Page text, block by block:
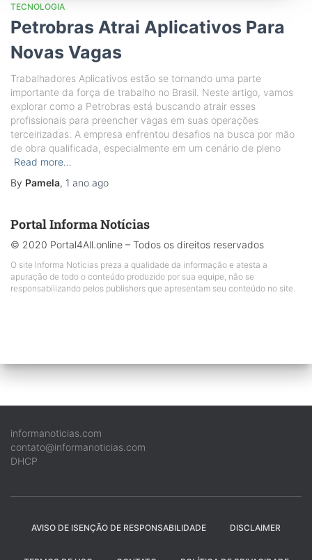
TECNOLOGIA
Petrobras Atrai Aplicativos Para
Novas Vagas
Trabalhadores Aplicativos estão se tornando uma parte
importante da força de trabalho no Brasil. Neste artigo, vamos
explorar como a Petrobras está buscando atrair esses
profissionais para preencher vagas em suas operações
terceirizadas. A empresa enfrentou desafios na busca por mão
de obra qualificada, especialmente em um cenário de pleno
Read more…
By Pamela, 1 ano ago
Portal Informa Notícias
© 2020 Portal4All.online – Todos os direitos reservados
O site Informa Notícias preza a qualidade da informação e atesta a
apuração de todo o conteúdo produzido por sua equipe, não se
responsabilizando pelos publishers que apresentam seu conteúdo no site.
informanoticias.com
contato@informanoticias.com
DHCP
AVISO DE ISENÇÃO DE RESPONSABILIDADE DISCLAIMER